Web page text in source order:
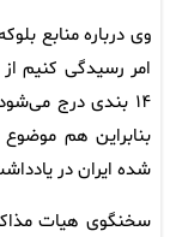
وی درباره منابع
امر رسیدگی کنیم
۱۴ بندی درج
بنابراین هم
شده ایران در یادداشت تفاهم ۱۴
سخنگوی هیات